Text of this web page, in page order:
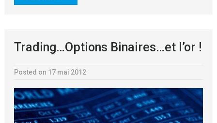
Trading…Options Binaires…et l’or !
Posted on 17 mai 2012